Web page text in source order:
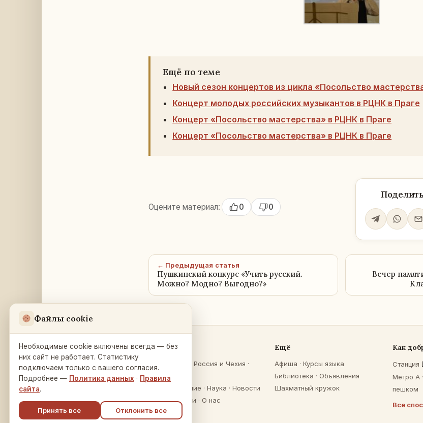
Ещё по теме
Новый сезон концертов из цикла «Посольство
Концерт молодых российских музыкантов в РЦНК в Праге
Концерт «Посольство мастерства» в РЦНК в Праге
Концерт «Посольство мастерства» в РЦНК в Праге
Оцените материал: 0 0
← Предыдущая статья
Пушкинский конкурс «Учить русский.
Можно? Модно? Выгодно?»
Вечер
Русский Дом
в Праге
Na Zátorce 16
Разделы
Россия и Чехия ·
Культура
Образование · Наука · Новости
Публикации · О нас
Ещё
Афиша · Курсы языка
Библиотека · Объявления
Шахматный кружок
Как
Станция
Метро A
пешком
Все
Файлы cookie
Необходимые cookie включены всегда — без
них сайт не работает. Статистику
подключаем только с вашего согласия.
Подробнее — Политика данных · Правила
сайта.
Принять все
Отклонить все